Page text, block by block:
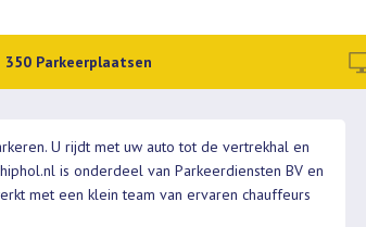
350 Parkeerplaatsen
U rijdt met uw auto tot de vertrekhal en
is onderdeel van Parkeerdiensten BV en
met een klein team van ervaren chauffeurs